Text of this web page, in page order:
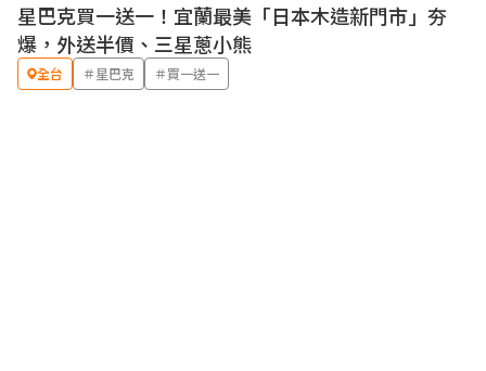
優惠
星巴克買一送一！宜蘭最美「日本木造新門市」夯
爆，外送半價、三星蔥小熊
全台 ＃星巴克 ＃買一送一